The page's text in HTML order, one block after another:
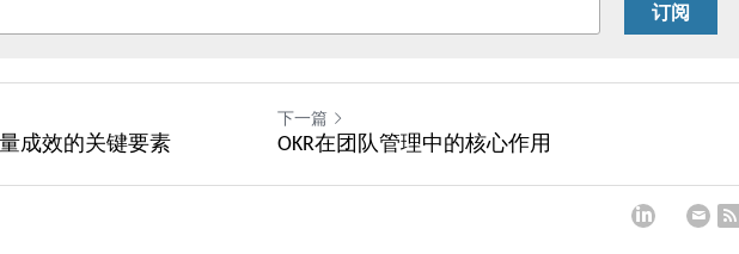
订阅
成效的关键要素
下一篇
OKR在团队管理中的核心作用